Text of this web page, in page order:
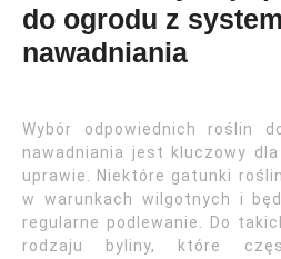
do ogrodu z
nawadniania
Wybór odpowiednich roślin
nawadniania jest kluczowy
uprawie. Niektóre gatunki
w warunkach wilgotnych i
regularne podlewanie. Do
rodzaju byliny, które